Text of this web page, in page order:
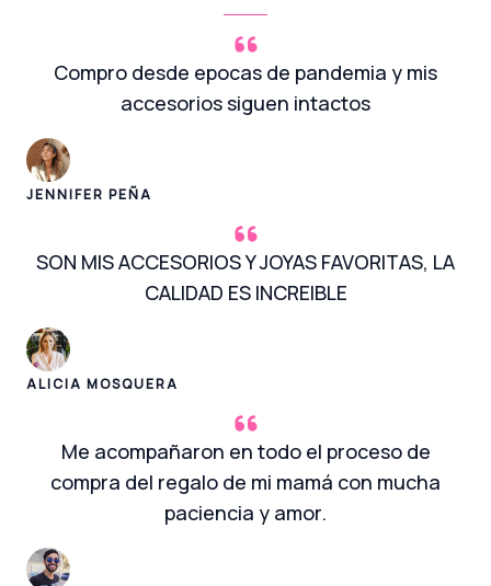
Compro desde epocas de pandemia y mis
accesorios siguen intactos
JENNIFER PEÑA
SON MIS ACCESORIOS Y JOYAS FAVORITAS, LA
CALIDAD ES INCREIBLE
ALICIA MOSQUERA
Me acompañaron en todo el proceso de
compra del regalo de mi mamá con mucha
paciencia y amor.